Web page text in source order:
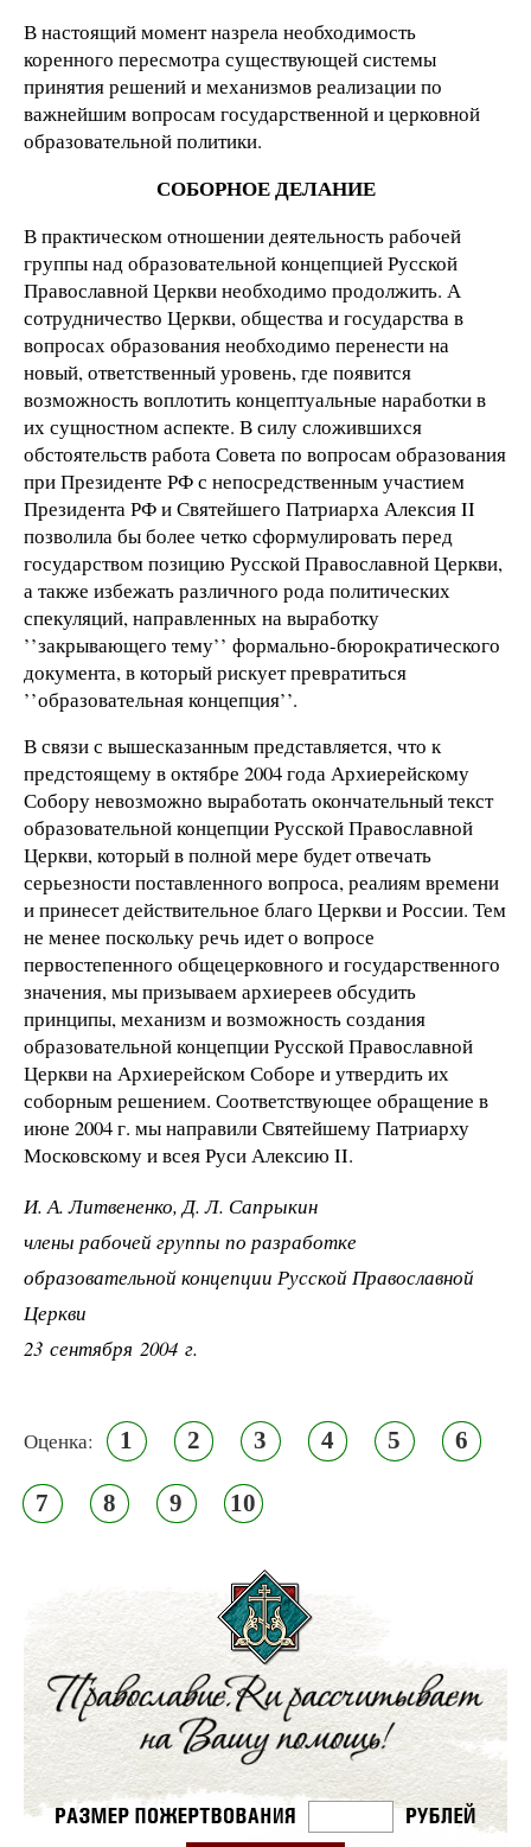
В настоящий момент назрела необходимость
коренного пересмотра существующей системы
принятия решений и механизмов реализации по
важнейшим вопросам государственной и церковной
образовательной политики.
СОБОРНОЕ ДЕЛАНИЕ
В практическом отношении деятельность рабочей
группы над образовательной концепцией Русской
Православной Церкви необходимо продолжить. А
сотрудничество Церкви, общества и государства в
вопросах образования необходимо перенести на
новый, ответственный уровень, где появится
возможность воплотить концептуальные наработки в
их сущностном аспекте. В силу сложившихся
обстоятельств работа Совета по вопросам образования
при Президенте РФ с непосредственным участием
Президента РФ и Святейшего Патриарха Алексия II
позволила бы более четко сформулировать перед
государством позицию Русской Православной Церкви,
а также избежать различного рода политических
спекуляций, направленных на выработку
’’закрывающего тему’’ формально-бюрократического
документа, в который рискует превратиться
’’образовательная концепция’’.
В связи с вышесказанным представляется, что к
предстоящему в октябре 2004 года Архиерейскому
Собору невозможно выработать окончательный текст
образовательной концепции Русской Православной
Церкви, который в полной мере будет отвечать
серьезности поставленного вопроса, реалиям времени
и принесет действительное благо Церкви и России. Тем
не менее поскольку речь идет о вопросе
первостепенного общецерковного и государственного
значения, мы призываем архиереев обсудить
принципы, механизм и возможность создания
образовательной концепции Русской Православной
Церкви на Архиерейском Соборе и утвердить их
соборным решением. Соответствующее обращение в
июне 2004 г. мы направили Святейшему Патриарху
Московскому и всея Руси Алексию II.
И. А. Литвененко, Д. Л. Сапрыкин
члены рабочей группы по разработке
образовательной концепции Русской Православной
Церкви
23 сентября 2004 г.
Оценка: 1 2 3 4 5 6
7 8 9 10